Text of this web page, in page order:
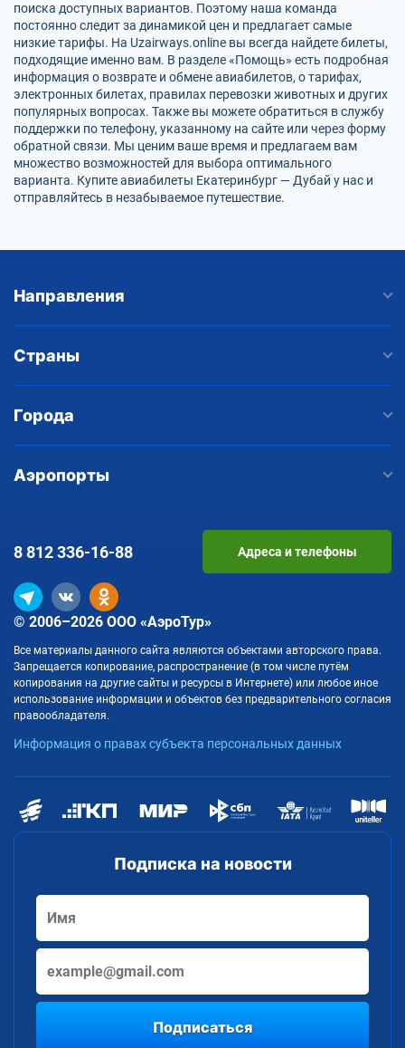
поиска доступных вариантов. Поэтому наша команда
постоянно следит за динамикой цен и предлагает самые
низкие тарифы. На Uzairways.online вы всегда найдете билеты,
подходящие именно вам. В разделе «Помощь» есть подробная
информация о возврате и обмене авиабилетов, о тарифах,
электронных билетах, правилах перевозки животных и других
популярных вопросах. Также вы можете обратиться в службу
поддержки по телефону, указанному на сайте или через форму
обратной связи. Мы ценим ваше время и предлагаем вам
множество возможностей для выбора оптимального
варианта. Купите авиабилеты Екатеринбург — Дубай у нас и
отправляйтесь в незабываемое путешествие.
Направления
Страны
Города
Аэропорты
Подписка на новости
Подписаться
© 2006–2026 ООО «АэроТур»
Все материалы данного сайта являются объектами авторского права.
Запрещается копирование, распространение (в том числе путём
копирования на другие сайты и ресурсы в Интернете) или любое иное
использование информации и объектов без предварительного согласия
правообладателя.
Информация о правах субъекта персональных данных
8 812336-16-88 Адреса и телефоны